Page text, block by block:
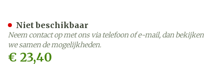
€ 23,40
Niet beschikbaar
Neem contact op met ons via telefoon of e-mail, dan bekijken
we samen de mogelijkheden.